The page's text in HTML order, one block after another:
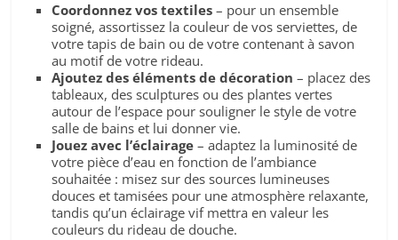
Coordonnez vos textiles – pour un ensemble
soigné, assortissez la couleur de vos serviettes, de
votre tapis de bain ou de votre contenant à savon
au motif de votre rideau.
Ajoutez des éléments de décoration – placez des
tableaux, des sculptures ou des plantes vertes
autour de l’espace pour souligner le style de votre
salle de bains et lui donner vie.
Jouez avec l’éclairage – adaptez la luminosité de
votre pièce d’eau en fonction de l’ambiance
souhaitée : misez sur des sources lumineuses
douces et tamisées pour une atmosphère relaxante,
tandis qu’un éclairage vif mettra en valeur les
couleurs du rideau de douche.